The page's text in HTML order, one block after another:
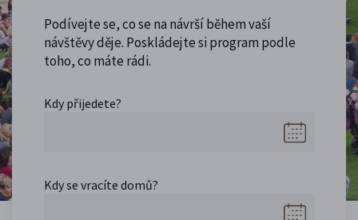
Podívejte se, co se na návrší během vaší
návštěvy děje. Poskládejte si program podle
toho, co máte rádi.
Kdy přijedete?
Kdy se vracíte domů?